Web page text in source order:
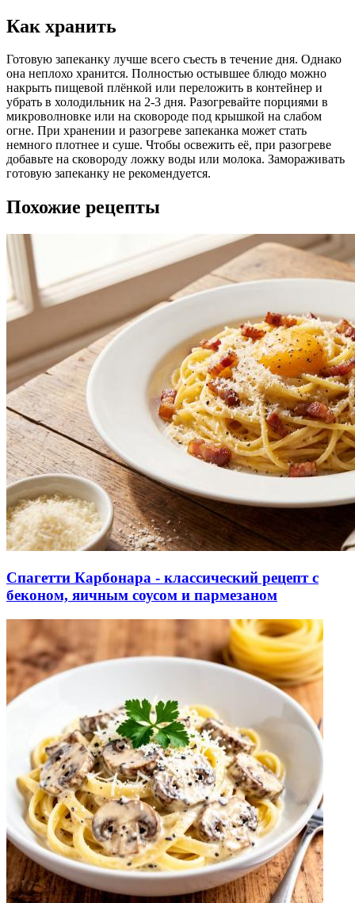
Как хранить
Готовую запеканку лучше всего съесть в течение дня. Однако
она неплохо хранится. Полностью остывшее блюдо можно
накрыть пищевой плёнкой или переложить в контейнер и
убрать в холодильник на 2-3 дня. Разогревайте порциями в
микроволновке или на сковороде под крышкой на слабом
огне. При хранении и разогреве запеканка может стать
немного плотнее и суше. Чтобы освежить её, при разогреве
добавьте на сковороду ложку воды или молока. Замораживать
готовую запеканку не рекомендуется.
Похожие рецепты
Спагетти Карбонара - классический рецепт с
беконом, яичным соусом и пармезаном